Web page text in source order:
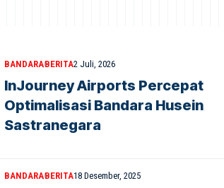
BANDARABERITA2 Juli, 2026
InJourney Airports Percepat
Optimalisasi Bandara Husein
Sastranegara
BANDARABERITA18 Desember, 2025